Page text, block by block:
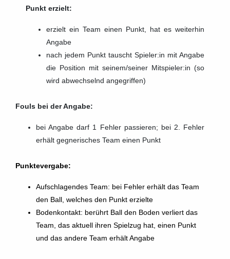
Punkt erzielt:
erzielt ein Team einen Punkt, hat es weiterhin
Angabe
nach jedem Punkt tauscht Spieler:in mit Angabe
die Position mit seinem/seiner Mitspieler:in (so
wird abwechselnd angegriffen)
Fouls bei der Angabe:
bei Angabe darf 1 Fehler passieren; bei 2. Fehler
erhält gegnerisches Team einen Punkt
Punktevergabe:
Aufschlagendes Team: bei Fehler erhält das Team
den Ball, welches den Punkt erzielte
Bodenkontakt: berührt Ball den Boden verliert das
Team, das aktuell ihren Spielzug hat, einen Punkt
und das andere Team erhält Angabe